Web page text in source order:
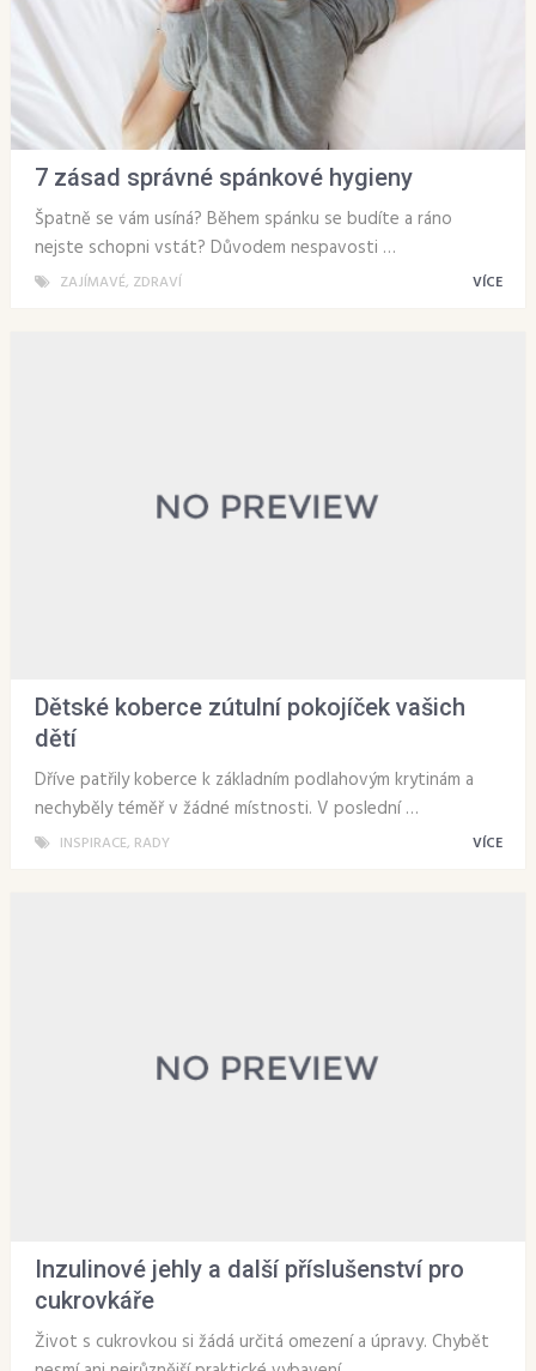
7 zásad správné spánkové hygieny
Špatně se vám usíná? Během spánku se budíte a ráno
nejste schopni vstát? Důvodem nespavosti …
ZAJÍMAVÉ, ZDRAVÍ VÍCE
Dětské koberce zútulní pokojíček vašich
dětí
Dříve patřily koberce k základním podlahovým krytinám a
nechyběly téměř v žádné místnosti. V poslední …
INSPIRACE, RADY VÍCE
Inzulinové jehly a další příslušenství pro
cukrovkáře
Život s cukrovkou si žádá určitá omezení a úpravy. Chybět